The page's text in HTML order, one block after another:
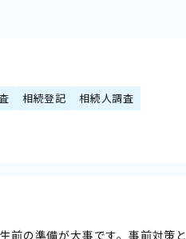
相続登記 相続人調査
前の準備が大事です。事前対策と